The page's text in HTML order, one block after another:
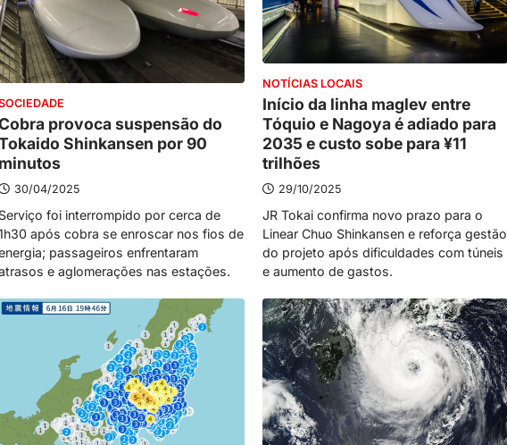
provoca suspensão do
Shinkansen por 90
minutos
30/04/2025
Serviço foi interrompido por cerca de
após cobra se enroscar nos fios de
passageiros enfrentaram
e aglomerações nas estações.
NOTÍCIAS LOCAIS
Início da linha maglev entre
Tóquio e Nagoya é adiado para
2035 e custo sobe para ¥11
trilhões
29/10/2025
JR Tokai confirma novo prazo para o
Linear Chuo Shinkansen e reforça gestão
do projeto após dificuldades com túneis
e aumento de gastos.